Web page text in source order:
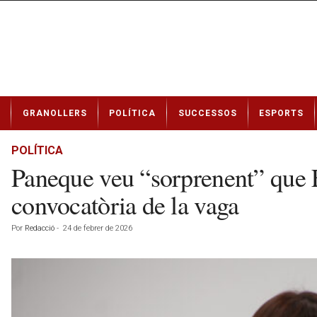
t
GRANOLLERS POLÍTICA SUCCESSOS ESPORTS
POLÍTICA
Paneque veu “sorprenent”
convocatòria de la vaga
Por Redacció - 24 de febrer de 2026